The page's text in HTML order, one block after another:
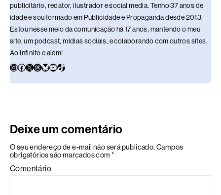
publicitário, redator, ilustrador e social media. Tenho 37 anos de
idade e sou formado em Publicidade e Propaganda desde 2013.
Estou nesse meio da comunicação há 17 anos, mantendo o meu
site, um podcast, mídias sociais, e colaborando com outros sites.
Ao infinito e além!
Deixe um comentário
O seu endereço de e-mail não será publicado. Campos
obrigatórios são marcados com *
Comentário